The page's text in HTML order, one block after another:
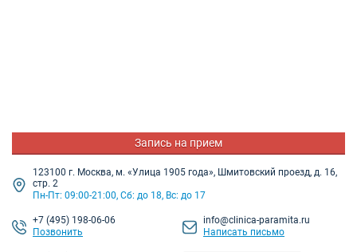
Запись на прием
123100 г. Москва, м. «Улица 1905 года», Шмитовский проезд, д. 16,
стр. 2
Пн-Пт: 09:00-21:00, Сб: до 18, Вс: до 17
+7 (495) 198-06-06
Позвонить
info@clinica-paramita.ru
Написать письмо